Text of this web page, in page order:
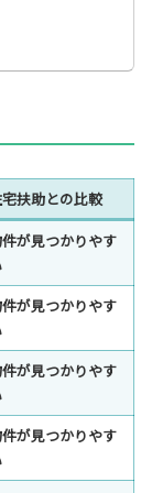
扶助との比較
が見つかりやす
が見つかりやす
が見つかりやす
が見つかりやす